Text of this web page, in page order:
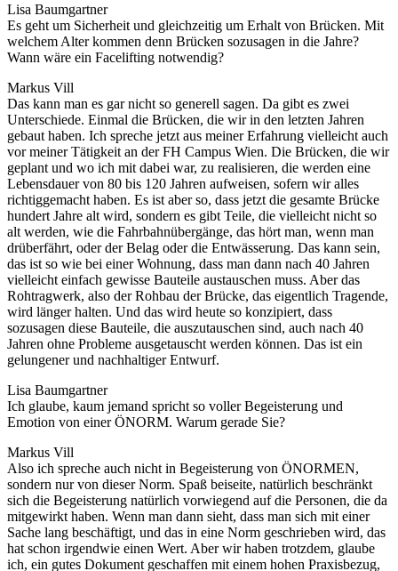
Lisa Baumgartner
Es geht um Sicherheit und gleichzeitig um Erhalt von Brücken. Mit
welchem Alter kommen denn Brücken sozusagen in die Jahre?
Wann wäre ein Facelifting notwendig?
Markus Vill
Das kann man es gar nicht so generell sagen. Da gibt es zwei
Unterschiede. Einmal die Brücken, die wir in den letzten Jahren
gebaut haben. Ich spreche jetzt aus meiner Erfahrung vielleicht auch
vor meiner Tätigkeit an der FH Campus Wien. Die Brücken, die wir
geplant und wo ich mit dabei war, zu realisieren, die werden eine
Lebensdauer von 80 bis 120 Jahren aufweisen, sofern wir alles
richtiggemacht haben. Es ist aber so, dass jetzt die gesamte Brücke
hundert Jahre alt wird, sondern es gibt Teile, die vielleicht nicht so
alt werden, wie die Fahrbahnübergänge, das hört man, wenn man
drüberfährt, oder der Belag oder die Entwässerung. Das kann sein,
das ist so wie bei einer Wohnung, dass man dann nach 40 Jahren
vielleicht einfach gewisse Bauteile austauschen muss. Aber das
Rohtragwerk, also der Rohbau der Brücke, das eigentlich Tragende,
wird länger halten. Und das wird heute so konzipiert, dass
sozusagen diese Bauteile, die auszutauschen sind, auch nach 40
Jahren ohne Probleme ausgetauscht werden können. Das ist ein
gelungener und nachhaltiger Entwurf.
Lisa Baumgartner
Ich glaube, kaum jemand spricht so voller Begeisterung und
Emotion von einer ÖNORM. Warum gerade Sie?
Markus Vill
Also ich spreche auch nicht in Begeisterung von ÖNORMEN,
sondern nur von dieser Norm. Spaß beiseite, natürlich beschränkt
sich die Begeisterung natürlich vorwiegend auf die Personen, die da
mitgewirkt haben. Wenn man dann sieht, dass man sich mit einer
Sache lang beschäftigt, und das in eine Norm geschrieben wird, das
hat schon irgendwie einen Wert. Aber wir haben trotzdem, glaube
ich, ein gutes Dokument geschaffen mit einem hohen Praxisbezug,